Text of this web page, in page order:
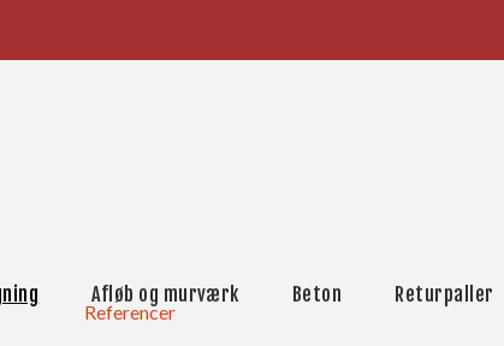
Referencer
Afløb og murværk Beton Returpaller
Hvide havefliser
Betonfliser 30x30